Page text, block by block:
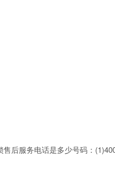
后服务电话是多少号码：